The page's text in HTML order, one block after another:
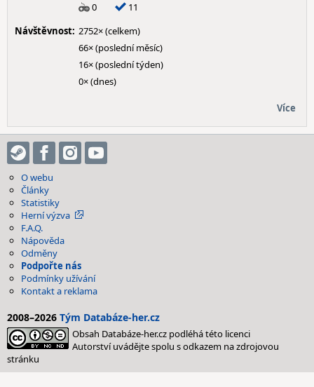
0
11
Návštěvnost: 2752× (celkem)
66× (poslední měsíc)
16× (poslední týden)
0× (dnes)
Více
O webu
Články
Statistiky
Herní výzva
F.A.Q.
Nápověda
Odměny
Podpořte nás
Podmínky užívání
Kontakt a reklama
2008–2026 Tým Databáze-her.cz
Obsah Databáze-her.cz podléhá této licenci
Autorství uvádějte spolu s odkazem na zdrojovou
stránku